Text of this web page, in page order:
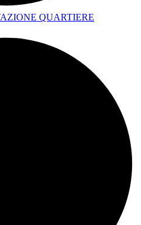
QUARTIERE